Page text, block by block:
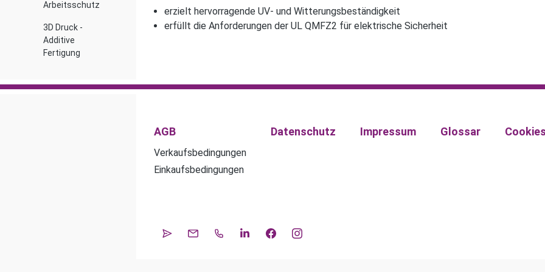
Arbeitsschutz
3D Druck -
Additive
Fertigung
erzielt hervorragende UV- und Witterungsbeständigkeit
erfüllt die Anforderungen der UL QMFZ2 für elektrische Sicherheit
AGB
Verkaufsbedingungen
Einkaufsbedingungen
Datenschutz Impressum Glossar